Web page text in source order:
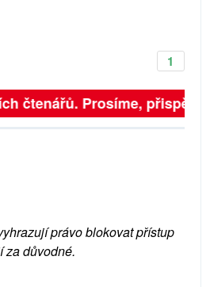
1
Prosíme, přispějte. ➥
právo blokovat přístup
za důvodné.